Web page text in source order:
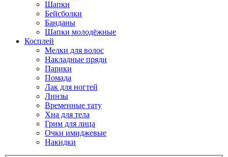
Шапки
Бейсболки
Банданы
Шапки молодёжные
Косплей
Мелки для волос
Накладные пряди
Парики
Помада
Лак для ногтей
Линзы
Временные тату
Хна для тела
Грим для лица
Очки имиджевые
Накидки